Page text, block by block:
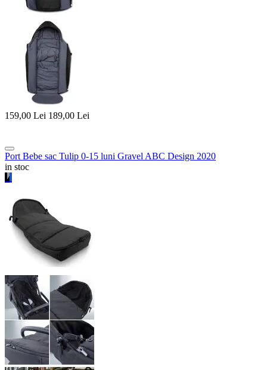
159,00 Lei 189,00 Lei
Port Bebe sac Tulip 0-15 luni Gravel ABC Design 2020
in stoc